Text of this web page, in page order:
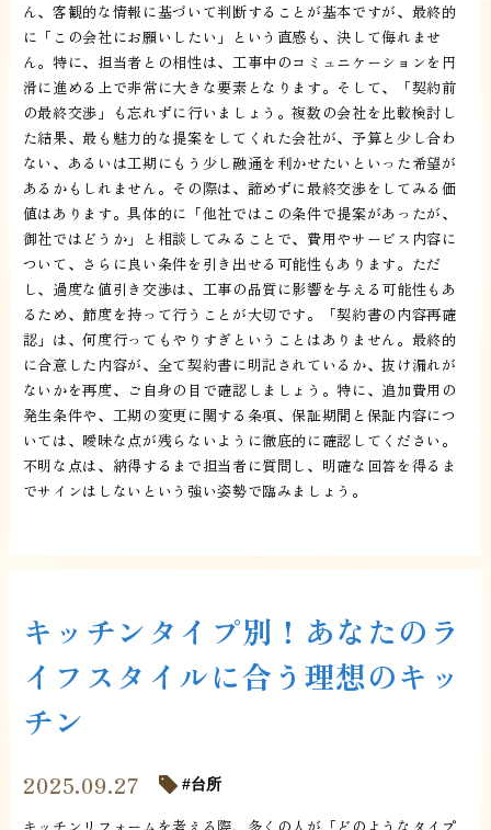
ん、客観的な情報に基づいて判断することが基本ですが、最終的
に「この会社にお願いしたい」という直感も、決して侮れませ
ん。特に、担当者との相性は、工事中のコミュニケーションを円
滑に進める上で非常に大きな要素となります。そして、「契約前
の最終交渉」も忘れずに行いましょう。複数の会社を比較検討し
た結果、最も魅力的な提案をしてくれた会社が、予算と少し合わ
ない、あるいは工期にもう少し融通を利かせたいといった希望が
あるかもしれません。その際は、諦めずに最終交渉をしてみる価
値はあります。具体的に「他社ではこの条件で提案があったが、
御社ではどうか」と相談してみることで、費用やサービス内容に
ついて、さらに良い条件を引き出せる可能性もあります。ただ
し、過度な値引き交渉は、工事の品質に影響を与える可能性もあ
るため、節度を持って行うことが大切です。「契約書の内容再確
認」は、何度行ってもやりすぎということはありません。最終的
に合意した内容が、全て契約書に明記されているか、抜け漏れが
ないかを再度、ご自身の目で確認しましょう。特に、追加費用の
発生条件や、工期の変更に関する条項、保証期間と保証内容につ
いては、曖昧な点が残らないように徹底的に確認してください。
不明な点は、納得するまで担当者に質問し、明確な回答を得るま
でサインはしないという強い姿勢で臨みましょう。
キッチンタイプ別！あなたのラ
イフスタイルに合う理想のキッ
チン
2025.09.27 台所
キッチンリフォームを考える際、多くの人が「どのようなタイプ